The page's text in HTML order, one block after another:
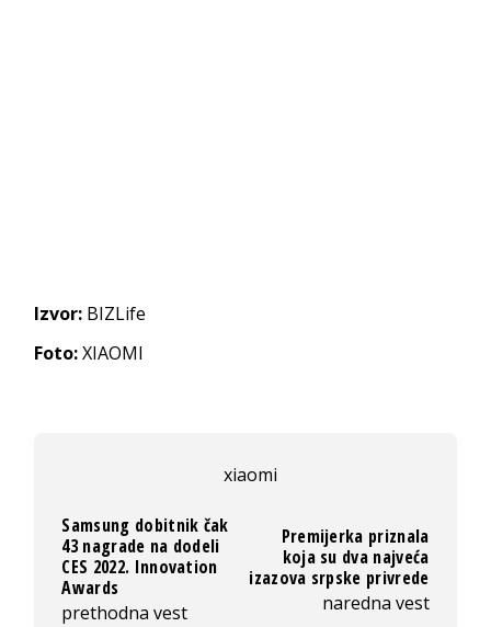
Izvor: BIZLife
Foto:XIAOMI
xiaomi
Samsung dobitnik čak
43 nagrade na dodeli
CES 2022. Innovation
Awards
prethodna vest
Premijerka priznala
koja su dva najveća
izazova srpske privrede
naredna vest